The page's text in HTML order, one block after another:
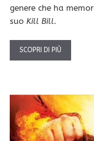
genere che ha
suo Kill Bill.
SCOPRI DI PIÙ